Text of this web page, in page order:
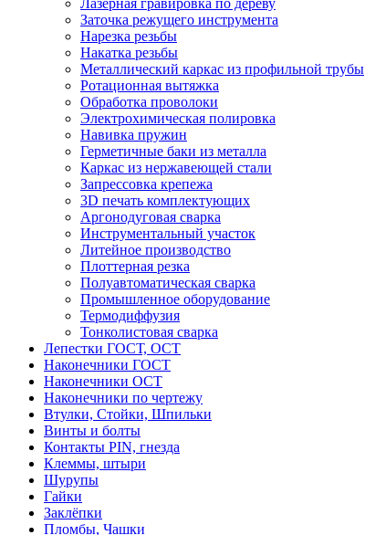
Лазерная гравировка по дереву
Заточка режущего инструмента
Нарезка резьбы
Накатка резьбы
Металлический каркас из профильной трубы
Ротационная вытяжка
Обработка проволоки
Электрохимическая полировка
Навивка пружин
Герметичные баки из металла
Каркас из нержавеющей стали
Запрессовка крепежа
3D печать комплектующих
Аргонодуговая сварка
Инструментальный участок
Литейное производство
Плоттерная резка
Полуавтоматическая сварка
Промышленное оборудование
Термодиффузия
Тонколистовая сварка
Лепестки ГОСТ, ОСТ
Наконечники ГОСТ
Наконечники ОСТ
Наконечники по чертежу
Втулки, Стойки, Шпильки
Винты и болты
Контакты PIN, гнезда
Клеммы, штыри
Шурупы
Гайки
Заклёпки
Пломбы, Чашки